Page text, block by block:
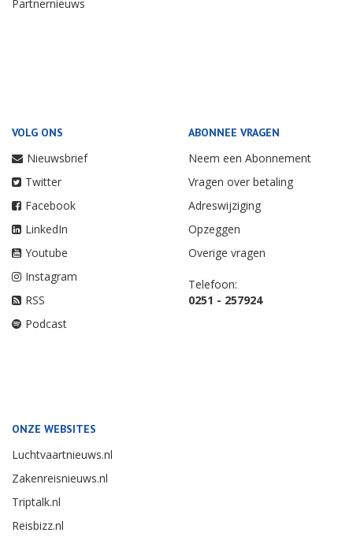
Partnernieuws
VOLG ONS
Nieuwsbrief
Twitter
Facebook
LinkedIn
Youtube
Instagram
RSS
Podcast
ABONNEE VRAGEN
Neem een Abonnement
Vragen over betaling
Adreswijziging
Opzeggen
Overige vragen
Telefoon:
0251 - 257924
ONZE WEBSITES
Luchtvaartnieuws.nl
Zakenreisnieuws.nl
Triptalk.nl
Reisbizz.nl